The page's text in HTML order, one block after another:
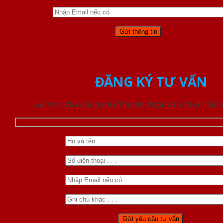
ĐĂNG KÝ TƯ VẤN
Liên hệ với chúng tôi để nhận được tư vấn chi tiết